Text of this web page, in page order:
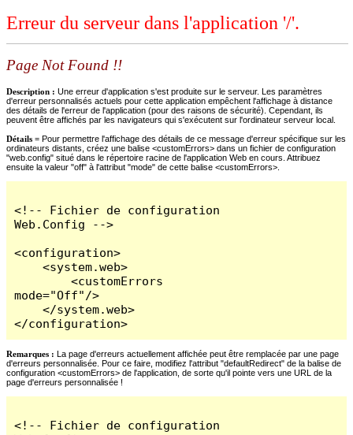
Erreur du serveur dans l'application '/'.
Page Not Found !!
Description : Une erreur d'application s'est produite sur le serveur. Les paramètres
d'erreur personnalisés actuels pour cette application empêchent l'affichage à distance
des détails de l'erreur de l'application (pour des raisons de sécurité). Cependant, ils
peuvent être affichés par les navigateurs qui s'exécutent sur l'ordinateur serveur local.
Détails = Pour permettre l'affichage des détails de ce message d'erreur spécifique sur les
ordinateurs distants, créez une balise <customErrors> dans un fichier de configuration
"web.config" situé dans le répertoire racine de l'application Web en cours. Attribuez
ensuite la valeur "off" à l'attribut "mode" de cette balise <customErrors>.
<!-- Fichier de configuration
Web.Config -->
<configuration>
    <system.web>
        <customErrors
mode="Off"/>
    </system.web>
</configuration>
Remarques : La page d'erreurs actuellement affichée peut être remplacée par une page
d'erreurs personnalisée. Pour ce faire, modifiez l'attribut "defaultRedirect" de la balise de
configuration <customErrors> de l'application, de sorte qu'il pointe vers une URL de la
page d'erreurs personnalisée !
<!-- Fichier de configuration